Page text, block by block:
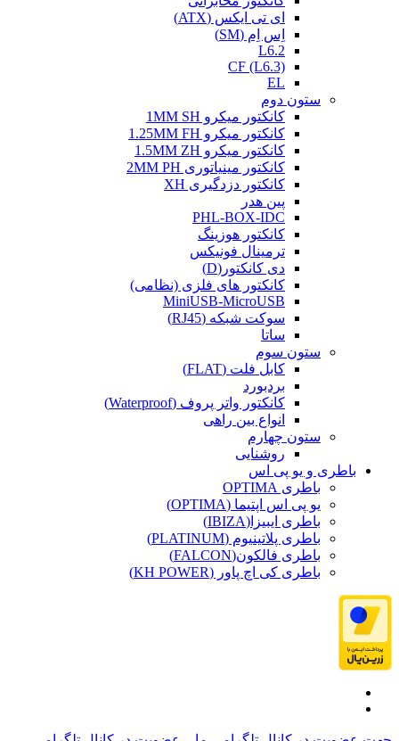
ای تی ایکس (ATX)
اِس اِم (SM)
L6.2
CF (L6.3)
EL
ستون دوم
کانکتور میکرو 1MM SH
کانکتور میکرو 1.25MM FH
کانکتور میکرو 1.5MM ZH
کانکتور مینیاتوری 2MM PH
کانکتور دزدگیری XH
پین هدر
PHL-BOX-IDC
کانکتور هوزینگ
ترمینال فونیکس
دی کانکتور(D)
کانکتور های فلزی (نظامی)
MiniUSB-MicroUSB
سوکت شبکه (RJ45)
ساتا
ستون سوم
کابل فلت (FLAT)
بردبورد
کانکتور واتر پروف (Waterproof)
انواع بین راهی
ستون چهارم
روشنایی
باطری و یو پی اس
باطری OPTIMA
یو پی اس اپتیما (OPTIMA)
باطری ایبیزا(IBIZA)
باطری پلاتینیوم (PLATINUM)
باطری فالکون(FALCON)
باطری کی اچ پاور (KH POWER)